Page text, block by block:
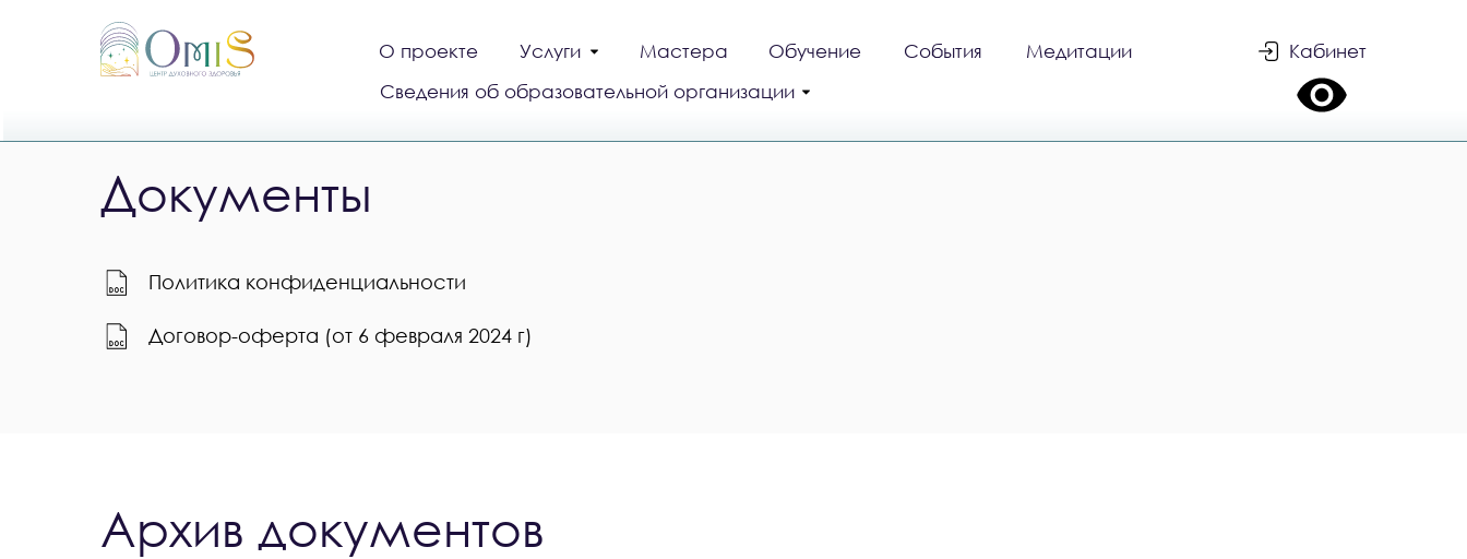
О проекте Услуги События Медитации
Обучение Кабинет
Мастера
Сведения об образовательной организации
Документы
Политика конфиденциальности
Договор-оферта (от 6 февраля 2024 г)
Архив документов